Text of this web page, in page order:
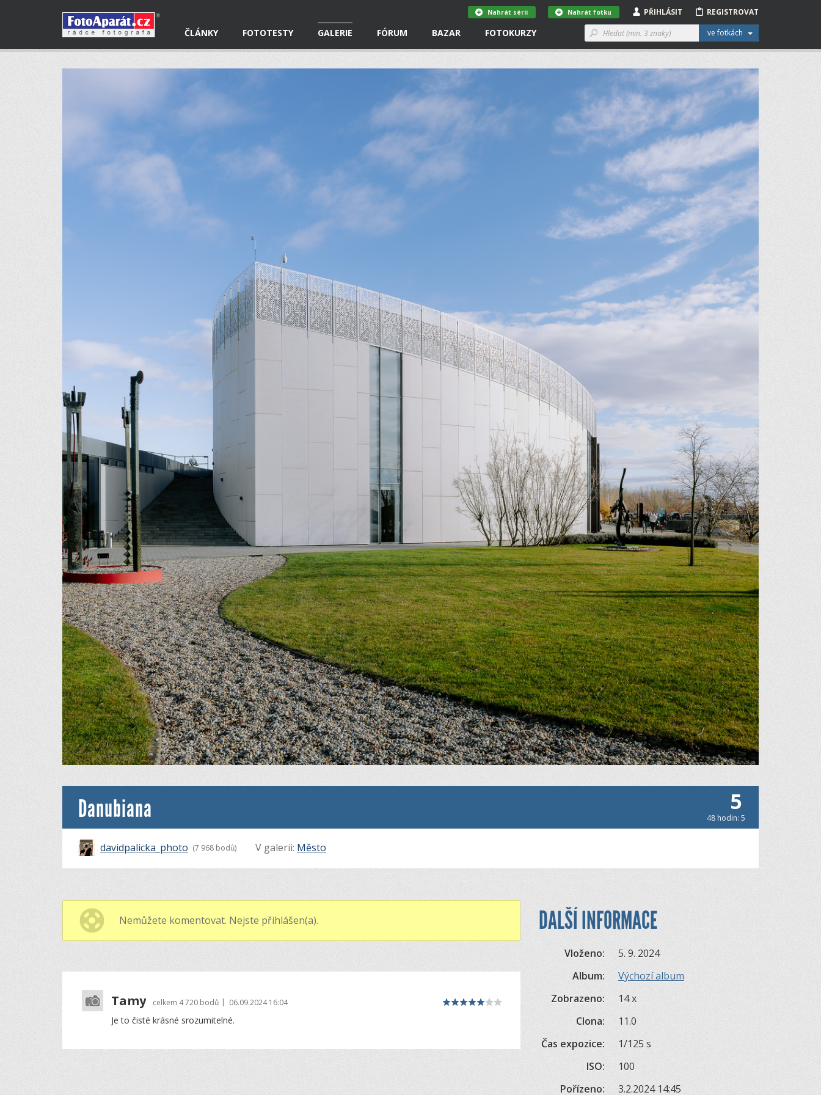
ČLÁNKY FOTOTESTY GALERIE FÓRUM BAZAR FOTOKURZY ve fotkách
REGISTROVAT
PŘIHLÁSIT
Nahrát fotku
Nahrát sérii
Danubiana 5
48 hodin: 5
davidpalicka_photo (7 968 bodů) V galerii: Město
Nemůžete komentovat. Nejste přihlášen(a).
Tamy celkem 4 720 bodů | 06.09.2024 16:04
Je to čisté krásné srozumitelné.
DALŠÍ INFORMACE
Vloženo:
5. 9. 2024
Album:
Výchozí album
Zobrazeno:
14 x
Clona:
11.0
Čas expozice:
1/125 s
ISO:
100
Pořízeno:
3.2.2024 14:45